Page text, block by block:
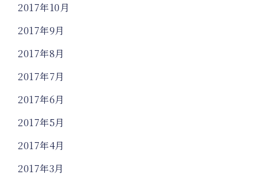
2017年10月
2017年9月
2017年8月
2017年7月
2017年6月
2017年5月
2017年4月
2017年3月